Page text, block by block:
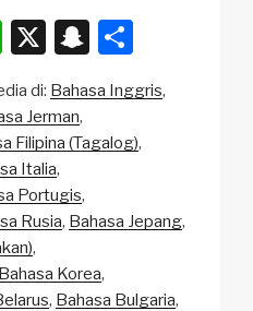
W
at
s
A
p
p
X
S
a
p
h
ar
e
di: Bahasa Inggris
Jerman
Filipina (Tagalog)
Italia
Portugis
Rusia Bahasa Jepang
Bahasa Korea
Bahasa Bulgaria